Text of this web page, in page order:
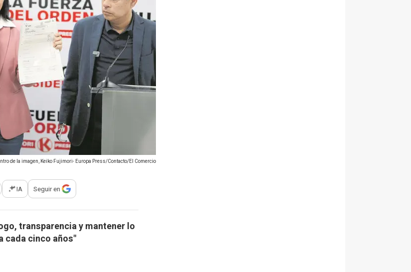
de la imagen, Keiko Fujimori- Europa Press/Contacto/El Comercio
opciones para compartir
IA Seguir en
transparencia y mantener lo
cada cinco años"